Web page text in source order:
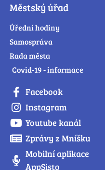
Městský úřad
Úřední hodiny
Samospráva
Rada města
Covid-19 - informace
Facebook
Instagram
Youtube kanál
Zprávy z Mníšku
Mobilní aplikace
AppSisto